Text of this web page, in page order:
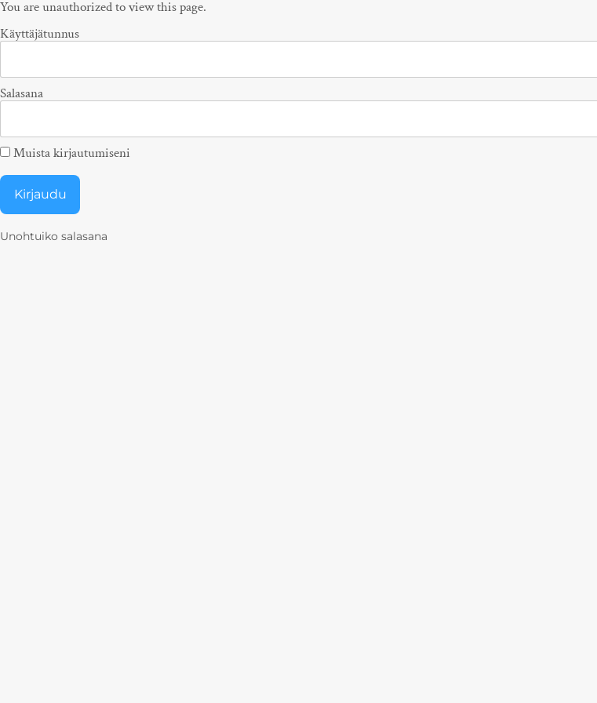
You are unauthorized to view this page.
Käyttäjätunnus
Salasana
Muista kirjautumiseni
Unohtuiko salasana